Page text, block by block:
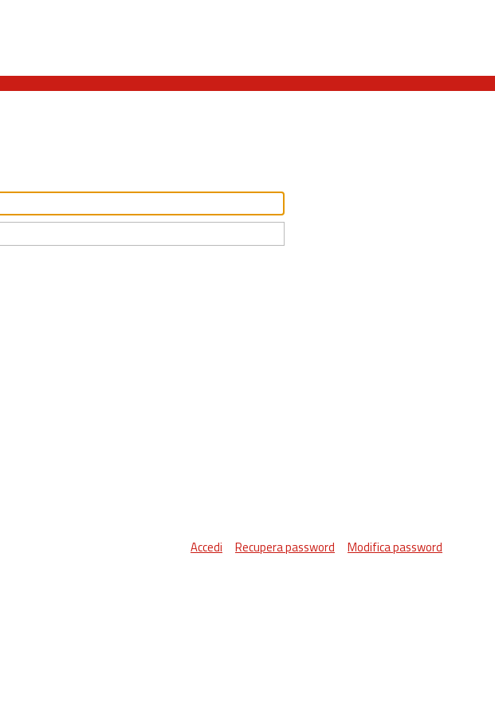
Accedi Recupera password Modifica password